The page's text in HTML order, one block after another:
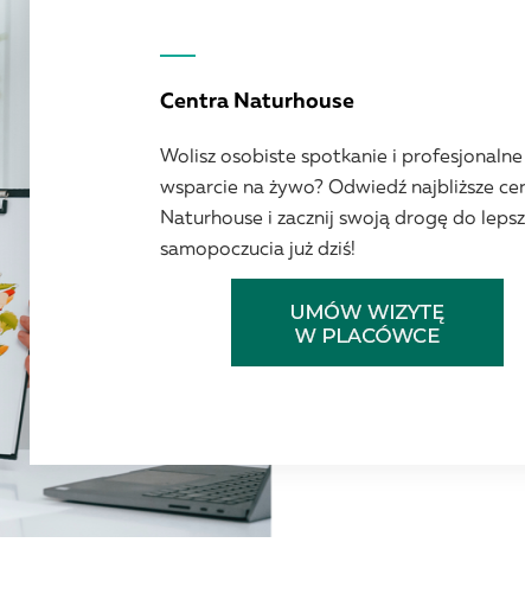
Centra Naturhouse
Wolisz osobiste spotkanie i profesjonalne
wsparcie na żywo? Odwiedź najbliższe
Naturhouse i zacznij swoją drogę do
samopoczucia już dziś!